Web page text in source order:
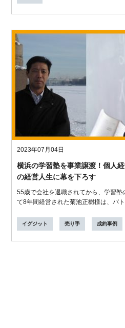
2023年07月04日
横浜の学習塾を事業譲渡！個人
の経営人生に幕を下ろす
55歳で会社を退職されてから、学習塾
て8年間経営された菊池正樹様は、バ
イグジット 売り手 成約事例